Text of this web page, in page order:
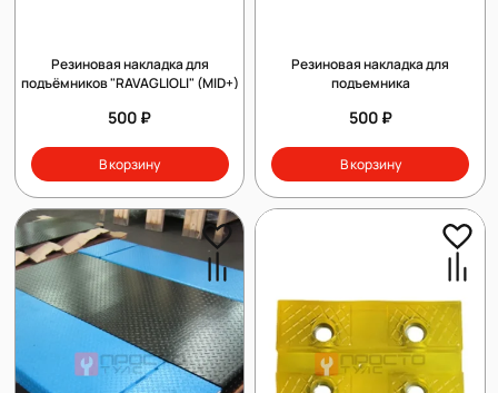
Резиновая накладка для
подъёмников "RAVAGLIOLI" (MID+)
500 ₽
В корзину
Резиновая накладка для
подъемника
500 ₽
В корзину